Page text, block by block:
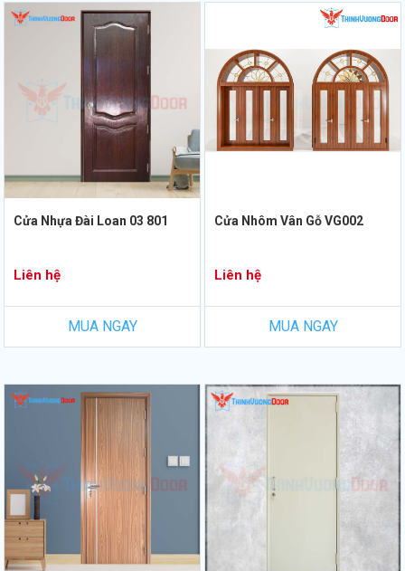
Cửa Nhựa Đài Loan 03 801
Liên hệ
MUA NGAY
Cửa Nhôm Vân Gỗ VG002
Liên hệ
MUA NGAY